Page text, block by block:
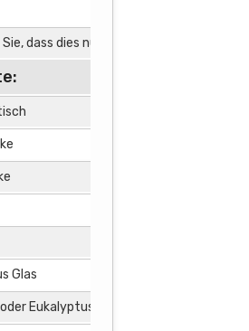
dass dies nur eine Idee ist. Eine
Glas
Eukalyptuszweige